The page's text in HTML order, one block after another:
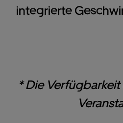
integrierte
* Die